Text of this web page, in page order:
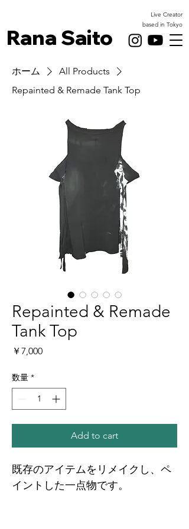
Rana Saito
Live Creator
based in Tokyo
ホーム
All Products
Repainted & Remade Tank Top
Repainted & Remade
Tank Top
￥7,000価
数量 *
Add to cart
既存のアイテムをリメイクし、ペ
イントした一点物です。